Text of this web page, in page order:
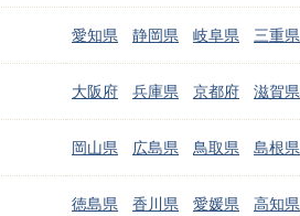
愛知県 静岡県 岐阜県 三重県
大阪府 兵庫県 京都府 滋賀県
岡山県 広島県 鳥取県 島根県
徳島県 香川県 愛媛県 高知県